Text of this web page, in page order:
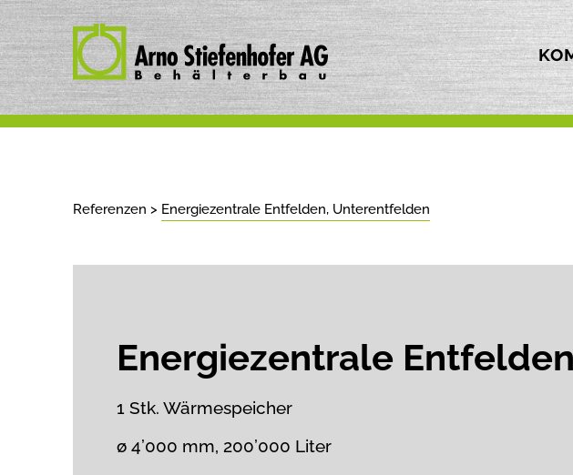
Referenzen > Energiezentrale Entfelden, Unterentfelden
Energiezentrale
1 Stk. Wärmespeicher
ø 4’000 mm, 200’000 Liter